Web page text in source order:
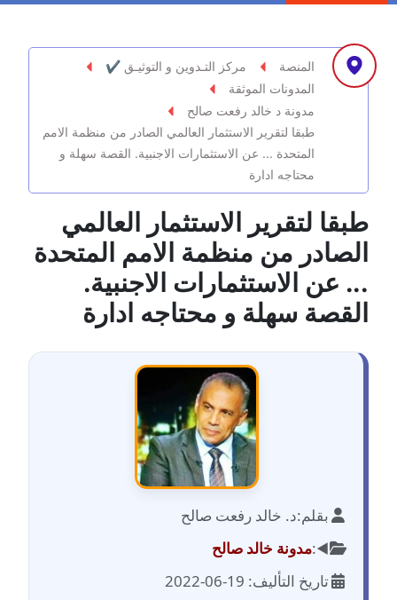
مدونة احمد ابراهيم
عاملة
مدونة أحمد أبو الدهب
عاملة
مدونة احمد البحيري
عاملة
مدونة أحمد الجمال
عاملة
مدونة احمد الحسيني
مدونة احمد زكريا
عاملة
مدونة أحمد سيد
عاملة
المنصة
مركز التـدوين و التوثيـق ✔
المدونات الموثقة
مدونة د خالد رفعت صالح
طبقا لتقرير الاستثمار العالمي الصادر من منظمة الامم
المتحدة ... عن الاستثمارات الاجنبية. القصة سهلة و
محتاجه ادارة
طبقا لتقرير الاستثمار العالمي
الصادر من منظمة الامم المتحدة
... عن الاستثمارات الاجنبية.
القصة سهلة و محتاجه ادارة
بقلم:د. خالد رفعت صالح
◀️:مدونة خالد صالح
تاريخ التأليف: 19-06-2022